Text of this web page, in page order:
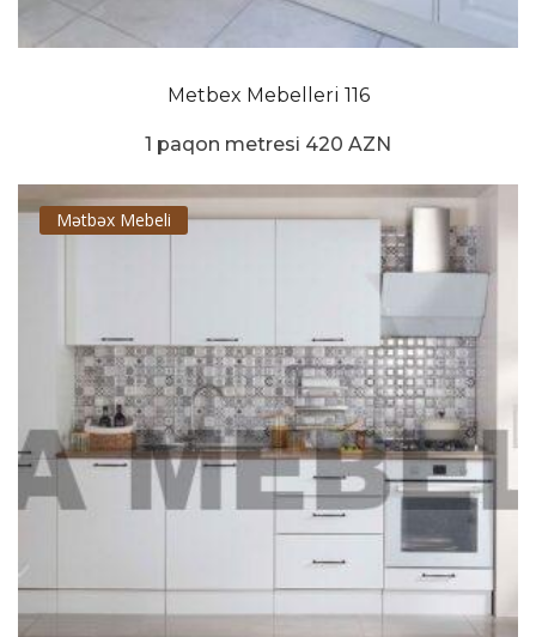
Metbex Mebelleri 116
1 paqon metresi 420 AZN
Mətbəx Mebeli